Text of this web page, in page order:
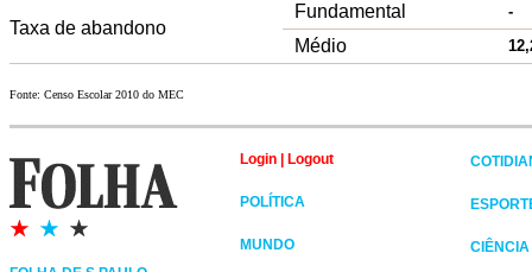
Taxa de abandono
Fundamental -
Médio
Fonte: Censo Escolar 2010 do MEC
Login Logout
POLÍTICA
MUNDO CIÊNCIA